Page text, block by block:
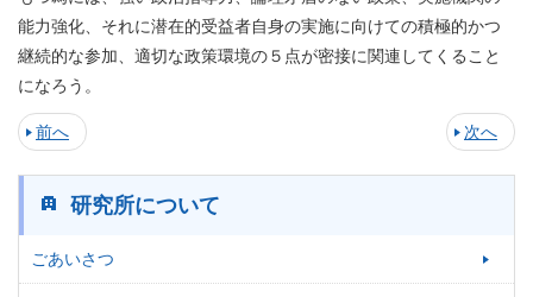
能力強化、それに潜在的受益者自身の実施に向けての積極的かつ
継続的な参加、適切な政策環境の５点が密接に関連してくること
になろう。
前へ 次へ
研究所について
ごあいさつ